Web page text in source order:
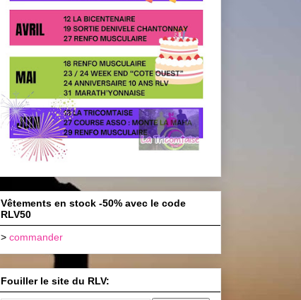
Vêtements en stock -50% avec le code
RLV50
> commander
Fouiller le site du RLV: